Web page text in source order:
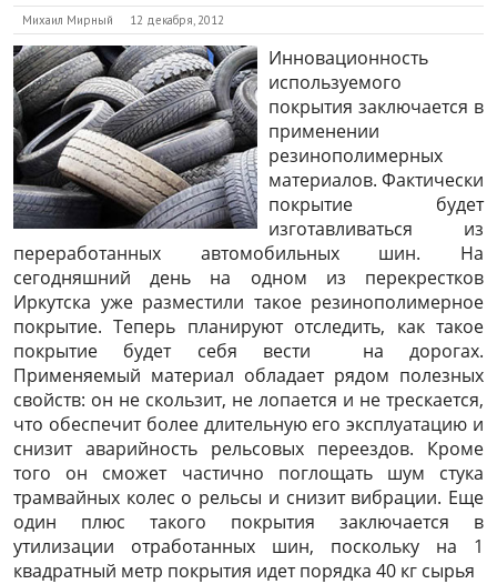
Михаил Мирный 12 декабря, 2012
Инновационность
используемого
покрытия заключается в
применении
резинополимерных
материалов. Фактически
покрытие будет
изготавливаться из
переработанных автомобильных шин. На
сегодняшний день на одном из перекрестков
Иркутска уже разместили такое резинополимерное
покрытие. Теперь планируют отследить, как такое
покрытие будет себя вести на дорогах.
Применяемый материал обладает рядом полезных
свойств: он не скользит, не лопается и не трескается,
что обеспечит более длительную его эксплуатацию и
снизит аварийность рельсовых переездов. Кроме
того он сможет частично поглощать шум стука
трамвайных колес о рельсы и снизит вибрации. Еще
один плюс такого покрытия заключается в
утилизации отработанных шин, поскольку на 1
квадратный метр покрытия идет порядка 40 кг сырья